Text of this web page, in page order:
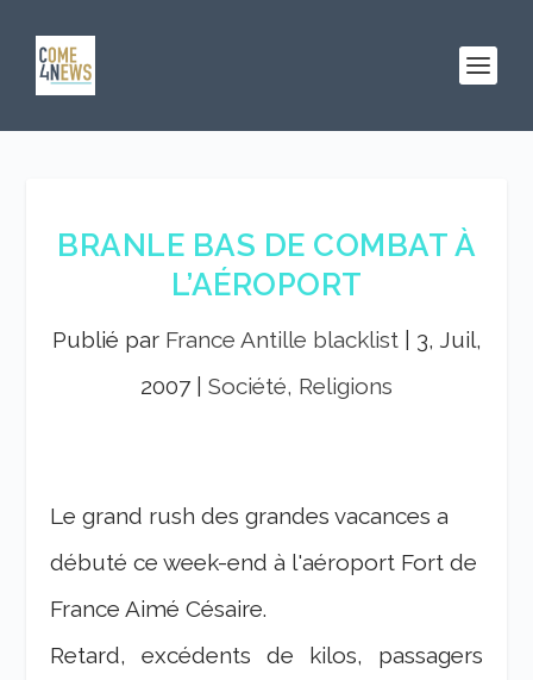
BRANLE BAS DE COMBAT À
L’AÉROPORT
Publié par France Antille blacklist| 3, Juil,
2007
Société, Religions
Le grand rush des grandes vacances a
débuté ce week-end à l'aéroport Fort de
France Aimé Césaire.
Retard, excédents de kilos, passagers